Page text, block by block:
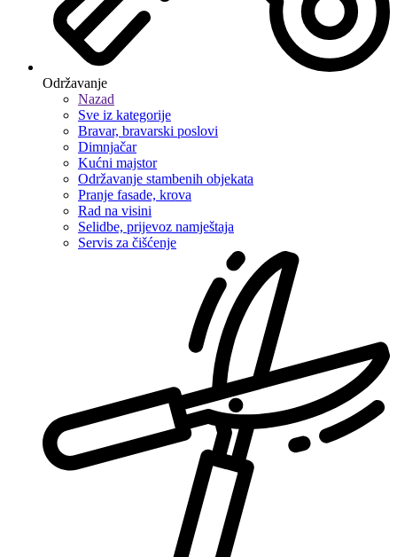
Održavanje
Nazad
Sve iz kategorije
Bravar, bravarski poslovi
Dimnjačar
Kućni majstor
Održavanje stambenih objekata
Pranje fasade, krova
Rad na visini
Selidbe, prijevoz namještaja
Servis za čišćenje